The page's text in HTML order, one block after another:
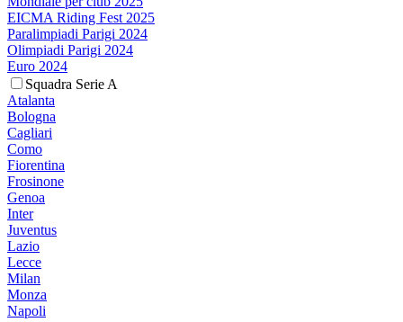
EICMA Riding Fest 2025
Paralimpiadi Parigi 2024
Olimpiadi Parigi 2024
Euro 2024
Squadra Serie A
Atalanta
Bologna
Cagliari
Como
Fiorentina
Frosinone
Genoa
Inter
Juventus
Lazio
Lecce
Milan
Monza
Napoli